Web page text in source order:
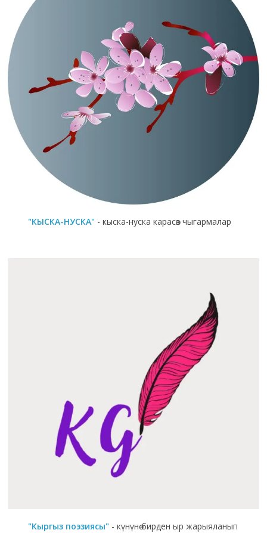
"КЫСКА-НУСКА" - кыска-нуска карасөз чыгармалар
"Кыргыз поэзиясы" - күнүнө бирден ыр жарыяланып